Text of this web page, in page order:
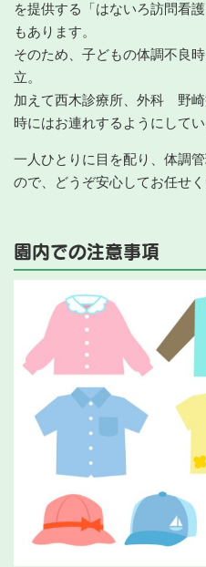
を提供する「はないろ訪問看
もあります。
そのため、子どもの体調不良
立。
加えて西木診療所、外科 野
時にはお連れするようにしてい
一人ひとりに目を配り、体調
ので、どうぞ安心してお任せく
園内での注意事項